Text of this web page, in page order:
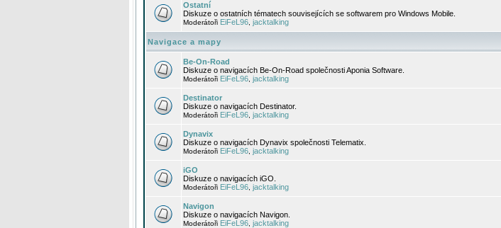
Ostatní
Diskuze o ostatních tématech souvisejících se softwarem pro Windows Mobile.
Moderátoři EiFeL96 jacktalking
Navigace a mapy
Be-On-Road
Diskuze o navigacích Be-On-Road společnosti Aponia Software.
Moderátoři EiFeL96 jacktalking
Destinator
Diskuze o navigacích Destinator.
Moderátoři EiFeL96 jacktalking
Dynavix
Diskuze o navigacích Dynavix společnosti Telematix.
Moderátoři EiFeL96 jacktalking
iGO
Diskuze o navigacích iGO.
Moderátoři EiFeL96 jacktalking
Navigon
Diskuze o navigacích Navigon.
Moderátoři EiFeL96 jacktalking